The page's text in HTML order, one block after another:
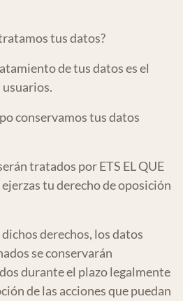
tus datos?
de tus datos es el
conservamos tus datos
tratados por ETS EL QUE
tu derecho de oposición
dichos derechos, los datos
se conservarán
durante el plazo legalmente
de las acciones que puedan